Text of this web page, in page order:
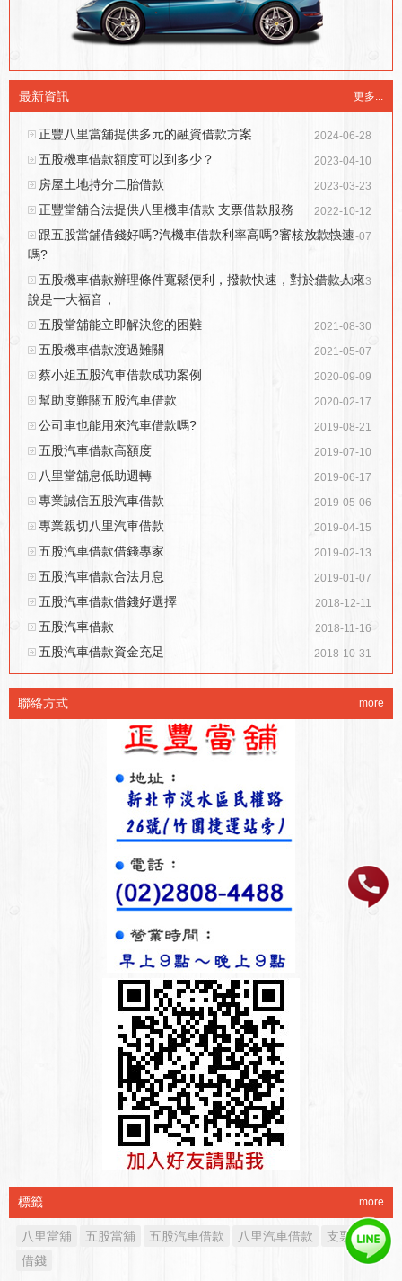
最新資訊 更多...
正豐八里當舖提供多元的融資借款方案 2024-06-28
五股機車借款額度可以到多少？ 2023-04-10
房屋土地持分二胎借款 2023-03-23
正豐當舖合法提供八里機車借款 支票借款服務 2022-10-12
跟五股當舖借錢好嗎?汽機車借款利率高嗎?審核放款快速
嗎?
2022-02-07
五股機車借款辦理條件寬鬆便利，撥款快速，對於借款人來
說是一大福音，
2022-01-13
五股當舖能立即解決您的困難 2021-08-30
五股機車借款渡過難關 2021-05-07
蔡小姐五股汽車借款成功案例 2020-09-09
幫助度難關五股汽車借款 2020-02-17
公司車也能用來汽車借款嗎? 2019-08-21
五股汽車借款高額度 2019-07-10
八里當舖息低助週轉 2019-06-17
專業誠信五股汽車借款 2019-05-06
專業親切八里汽車借款 2019-04-15
五股汽車借款借錢專家 2019-02-13
五股汽車借款合法月息 2019-01-07
五股汽車借款借錢好選擇 2018-12-11
五股汽車借款 2018-11-16
五股汽車借款資金充足 2018-10-31
聯絡方式 more
標籤 more
八里當舖 五股當舖 五股汽車借款 八里汽車借款
支票借款
借錢